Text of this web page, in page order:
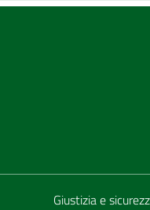
Giustizia e